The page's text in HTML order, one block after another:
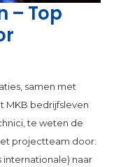
– Top
samen met
MKB bedrijfsleven
te weten de
projectteam door:
naar